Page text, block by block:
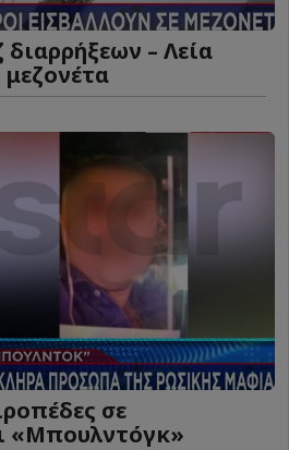
– Λεία
σε
«Μπουλντόγκ»